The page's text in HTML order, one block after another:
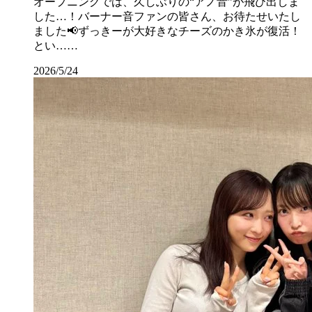
した…！バーナー音ファンの皆さん、お待たせいたし
ました📢ずっきーが大好きなチーズのかき氷が復活！
とい……
2026/5/24